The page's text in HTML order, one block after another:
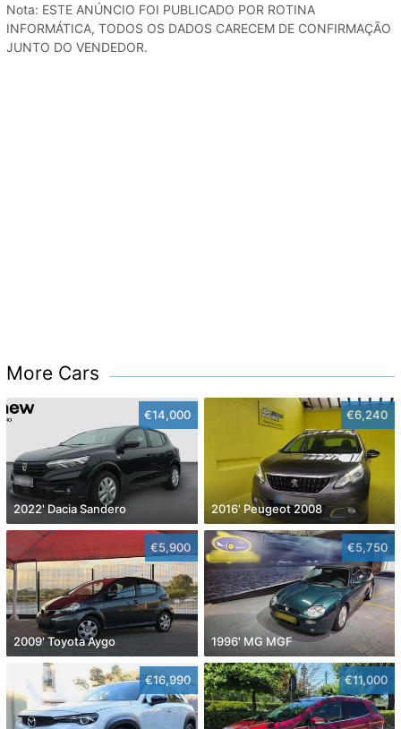
Nota: ESTE ANÚNCIO FOI PUBLICADO POR ROTINA
INFORMÁTICA, TODOS OS DADOS CARECEM DE CONFIRMAÇÃO
JUNTO DO VENDEDOR.
More Cars
€14,000
2022' Dacia Sandero
€6,240
2016' Peugeot 2008
€5,900
2009' Toyota Aygo
€5,750
1996' MG MGF
€16,990 €11,000